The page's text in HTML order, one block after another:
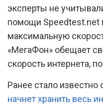
эксперты не
помощи Speedtest.net
максимальную
«МегаФон» обещает
скорость интернета,
Ранее стало
начнет хранить весь